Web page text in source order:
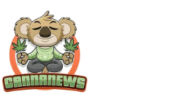
contenu
principal
barre
latérale
principale
footer